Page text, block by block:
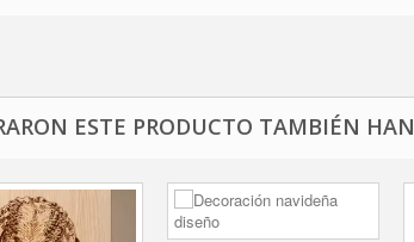
ESTE PRODUCTO TAMBIÉN